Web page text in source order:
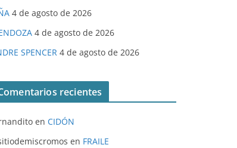
4 de agosto de 2026
4 de agosto de 2026
SPENCER 4 de agosto de 2026
recientes
en CIDÓN
en FRAILE